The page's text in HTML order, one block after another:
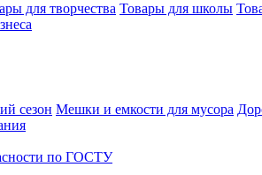
для творчества Товары для школы
сезон Мешки и емкости для мусора
по ГОСТУ